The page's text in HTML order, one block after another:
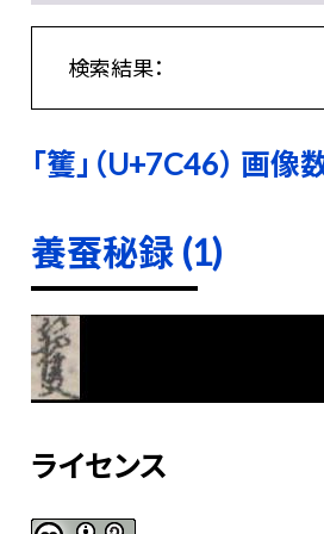
検索結果：
「籆」（U+7C46） 画像
養蚕秘録 (1)
ライセンス